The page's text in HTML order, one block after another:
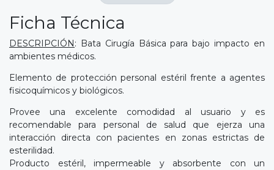
Ficha Técnica
DESCRIPCIÓN: Bata Cirugía Básica para bajo impacto en
ambientes médicos.
Elemento de protección personal estéril frente a agentes
fisicoquímicos y biológicos.
Provee una excelente comodidad al usuario y es
recomendable para personal de salud que ejerza una
interacción directa con pacientes en zonas estrictas de
esterilidad.
Producto estéril, impermeable y absorbente con un